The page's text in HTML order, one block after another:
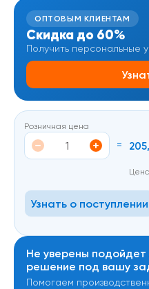
ОПТОВЫМ КЛИЕНТАМ
Скидка до 60%
Получить персональные
Розничная цена
=
Узнать о поступлении
Не уверены
решение под вашу
Помогаем